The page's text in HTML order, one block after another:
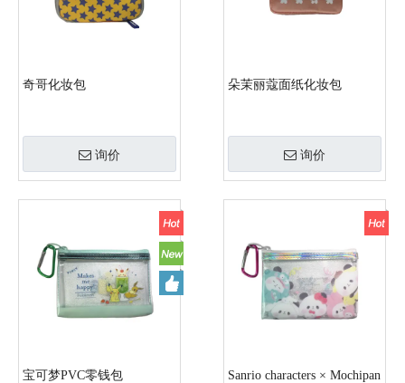
奇哥化妆包
询价
朵茉丽蔻面纸化妆包
询价
宝可梦PVC零钱包
Sanrio characters × Mochipan